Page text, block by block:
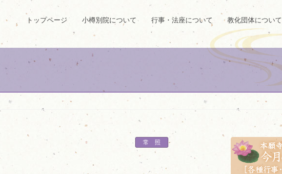
トップページ 小樽別院について 行事・法座について 教化団体について
常 照